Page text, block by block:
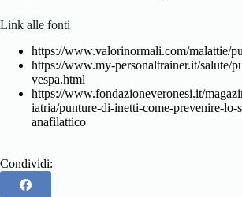
Link alle fonti
https://www.valorinormali.com/malattie/
https://www.my-personaltrainer.it/salute/
vespa.html
https://www.fondazioneveronesi.it/
iatria/punture-di-inetti-come-prevenire-lo-
anafilattico
Condividi: